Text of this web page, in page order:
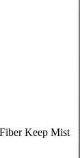
Keep Mist